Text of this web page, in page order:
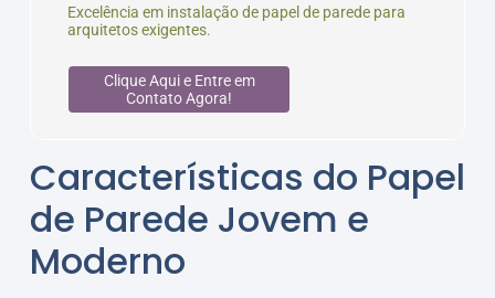
Excelência em instalação de papel de parede para
arquitetos exigentes.
Clique Aqui e Entre em
Contato Agora!
Características do Papel
de Parede Jovem e
Moderno